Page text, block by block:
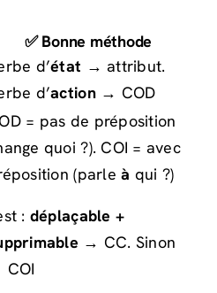
✅ Bonne méthode
d’état → attribut.
d’action→ COD
= pas de préposition
quoi ?). COI = avec
(parleà qui ?)
: déplaçable +
→ CC. Sinon